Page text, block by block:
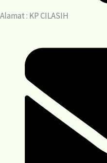
Alamat : KP CILASIH